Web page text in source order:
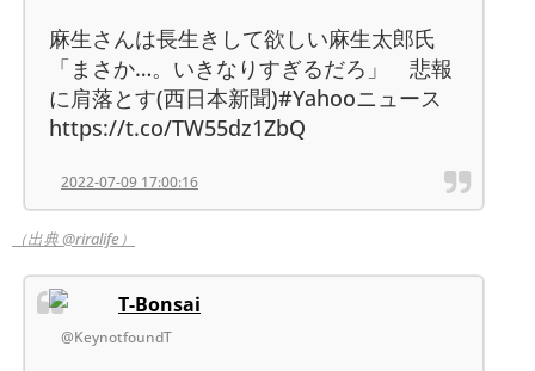
麻生さんは長生きして欲しい麻生太郎氏
「まさか…。いきなりすぎるだろ」 悲報
に肩落とす(西日本新聞)#Yahooニュース
https://t.co/TW55dz1ZbQ
2022-07-09 17:00:16
（出典 @riralife）
T-Bonsai
@KeynotfoundT